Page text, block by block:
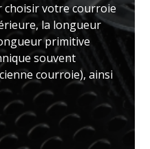
votre courroie
la longueur
primitive
souvent
courroie), ainsi